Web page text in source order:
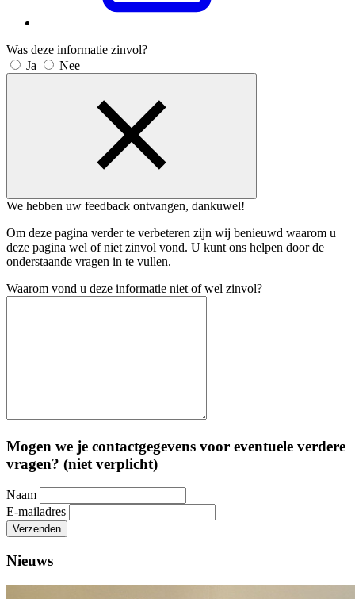
Was deze informatie zinvol?
Ja
Nee
We hebben uw feedback ontvangen, dankuwel!
Om deze pagina verder te verbeteren zijn wij benieuwd waarom u
deze pagina wel of niet zinvol vond. U kunt ons helpen door de
onderstaande vragen in te vullen.
Waarom vond u deze informatie niet of wel zinvol?
Mogen we je contactgegevens voor eventuele verdere
vragen? (niet verplicht)
Naam
E-mailadres
Verzenden
Nieuws